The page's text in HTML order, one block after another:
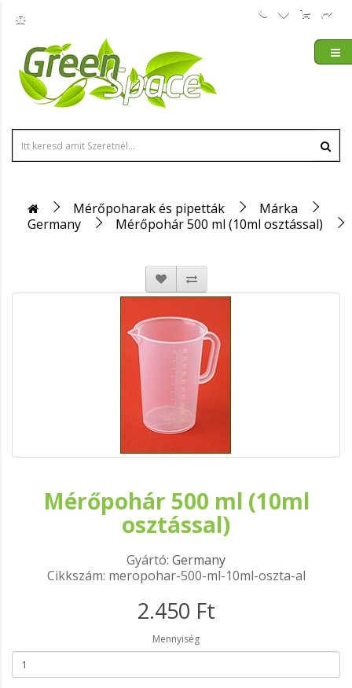
Mérőpoharak és pipetták
Márka
Germany
Mérőpohár 500 ml (10ml osztással)
Mérőpohár 500 ml (10ml
osztással)
Gyártó: Germany
Cikkszám: meropohar-500-ml-10ml-oszta-al
2.450 Ft
Mennyiség